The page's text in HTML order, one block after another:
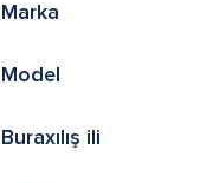
Marka
Model
Buraxılış ili